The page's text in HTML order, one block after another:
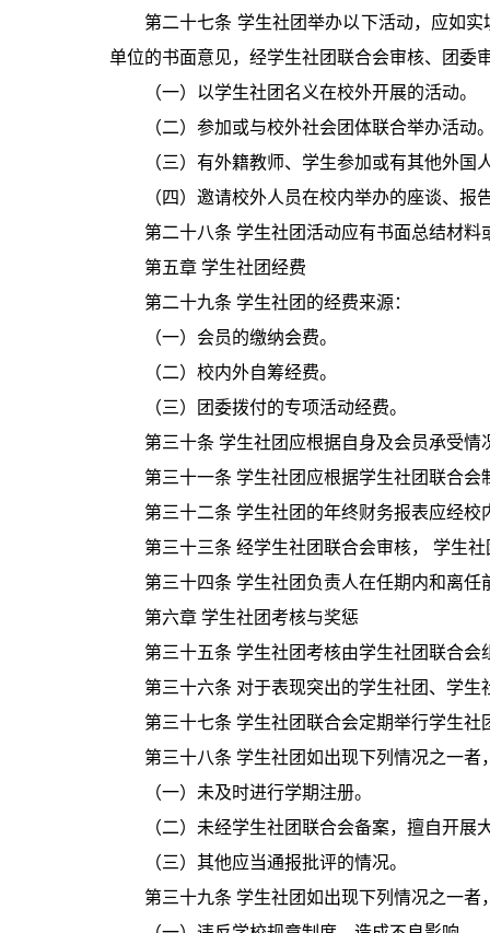
第二十七条 学生社团举办以下活动，应如
单位的书面意见，经学生社团联合会审核、团委
（一）以学生社团名义在校外开展的活动。
（二）参加或与校外社会团体联合举办活动
（三）有外籍教师、学生参加或有其他外
（四）邀请校外人员在校内举办的座谈、报
第二十八条 学生社团活动应有书面总结材
第五章 学生社团经费
第二十九条 学生社团的经费来源：
（一）会员的缴纳会费。
（二）校内外自筹经费。
（三）团委拨付的专项活动经费。
第三十条 学生社团应根据自身及会员承受
第三十一条 学生社团应根据学生社团联合
第三十二条 学生社团的年终财务报表应经
第三十三条 经学生社团联合会审核， 学生
第三十四条 学生社团负责人在任期内和离
第六章 学生社团考核与奖惩
第三十五条 学生社团考核由学生社团联合
第三十六条 对于表现突出的学生社团、学
第三十七条 学生社团联合会定期举行学生
第三十八条 学生社团如出现下列情况之一者
（一）未及时进行学期注册。
（二）未经学生社团联合会备案，擅自开展
（三）其他应当通报批评的情况。
第三十九条 学生社团如出现下列情况之一